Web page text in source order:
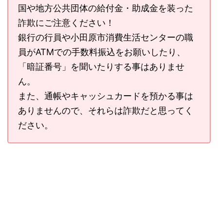
国や地方公共団体の給付金・助成金を装った
詐欺にご注意ください！
銀行の行員や小田原市消費生活センターの職
員がATMでの手数料振込をお願いしたり、
「暗証番号」を聞いたりする事はありませ
ん。
また、通帳やキャッシュカードを預かる事は
ありませんので、それらは詐欺だと思ってく
ださい。